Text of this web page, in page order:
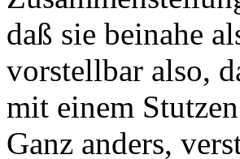
daß sie beinahe
vorstellbar also,
mit einem
Ganz anders,